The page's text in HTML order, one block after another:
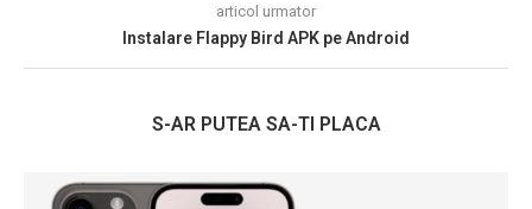
articol urmator
Instalare Flappy Bird APK pe Android
S-AR PUTEA SA-TI PLACA